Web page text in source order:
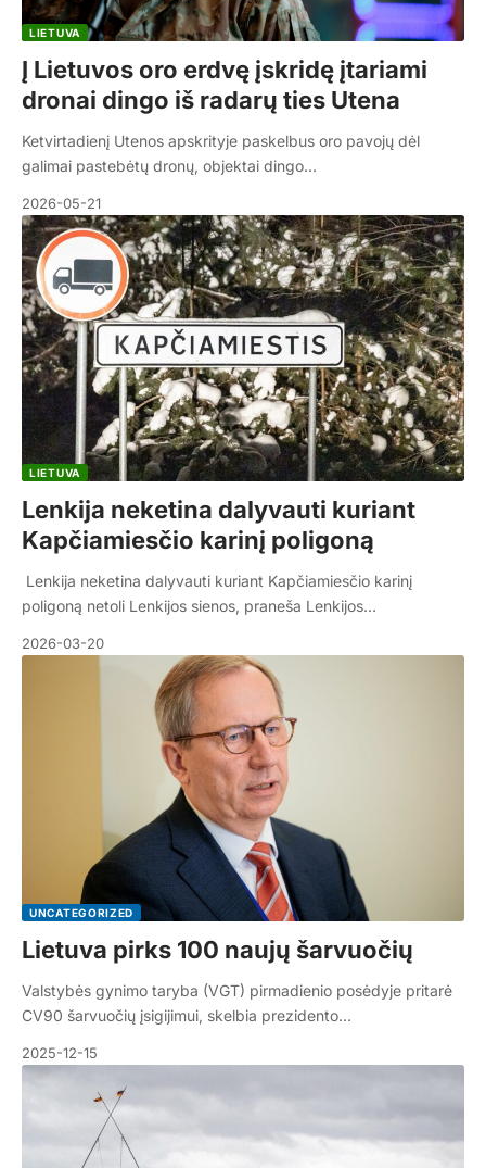
LIETUVA
Į Lietuvos oro erdvę įskridę įtariami
dronai dingo iš radarų ties Utena
Ketvirtadienį Utenos apskrityje paskelbus oro pavojų dėl
galimai pastebėtų dronų, objektai dingo…
2026-05-21
LIETUVA
Lenkija neketina dalyvauti kuriant
Kapčiamiesčio karinį poligoną
Lenkija neketina dalyvauti kuriant Kapčiamiesčio karinį
poligoną netoli Lenkijos sienos, praneša Lenkijos…
2026-03-20
UNCATEGORIZED
Lietuva pirks 100 naujų šarvuočių
Valstybės gynimo taryba (VGT) pirmadienio posėdyje pritarė
CV90 šarvuočių įsigijimui, skelbia prezidento…
2025-12-15